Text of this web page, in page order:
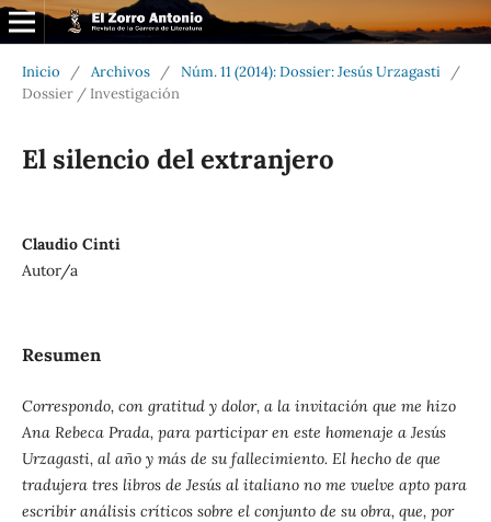
Inicio / Archivos / Núm. 11 (2014): Dossier: Jesús Urzagasti
/
Dossier / Investigación
El silencio del extranjero
Claudio Cinti
Autor/a
Resumen
Correspondo, con gratitud y dolor, a la invitación que me hizo
Ana Rebeca Prada, para participar en este homenaje a Jesús
Urzagasti, al año y más de su fallecimiento. El hecho de que
tradujera tres libros de Jesús al italiano no me vuelve apto para
escribir análisis críticos sobre el conjunto de su obra, que, por